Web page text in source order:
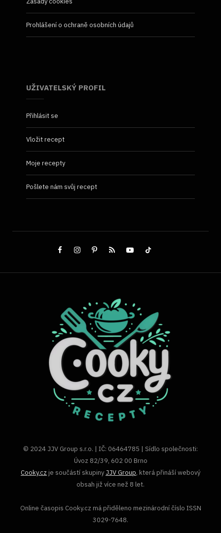
Prohlášení o ochraně osobních údajů
UŽIVATELSKÝ PROFIL
Přihlásit se
Vložit recept
Moje recepty
Pošlete nám svůj recept
© 2024 JJV Group s.r.o. | IČ: 06464785 | Sídlo společnosti:
Úvoz 82/39, 602 00 Brno
Cooky.cz je součástí skupiny JJV Group, která přináší webový
obsah již více než 8 let.
Online časopis Cooky.cz má přiděleno mezinárodní číslo ISSN
3029-7648.